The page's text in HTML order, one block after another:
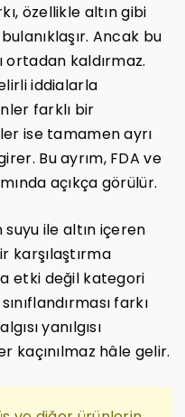
özellikle altın gibi
Ancak bu
ortadan kaldırmaz.
iddialarla
farklı bir
ise tamamen ayrı
Bu ayrım, FDA ve
açıkça görülür.
ile altın içeren
karşılaştırma
etki değil kategori
farkı
yanılgısı
kaçınılmaz hâle gelir.